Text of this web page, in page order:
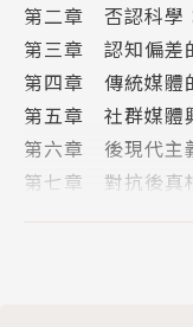
此外，人類天生的
結論都是基於良好
傳統媒體的衰落、
聞當作政治工具的
時代的理想條件。
己立場相同的新
第二章 否認科學
第三章 認知偏差
第四章 傳統媒體
第五章 社群媒體
第六章 後現代主
第七章 對抗後真